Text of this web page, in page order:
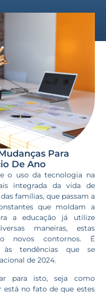
Para
De Ano
o uso da tecnologia na
integrada da vida de
famílias, que passam a
que moldam a
a educação já utilize
maneiras, estas
novos contornos. É
tendências que se
de 2024.
para isto, seja como
no fato de que estes